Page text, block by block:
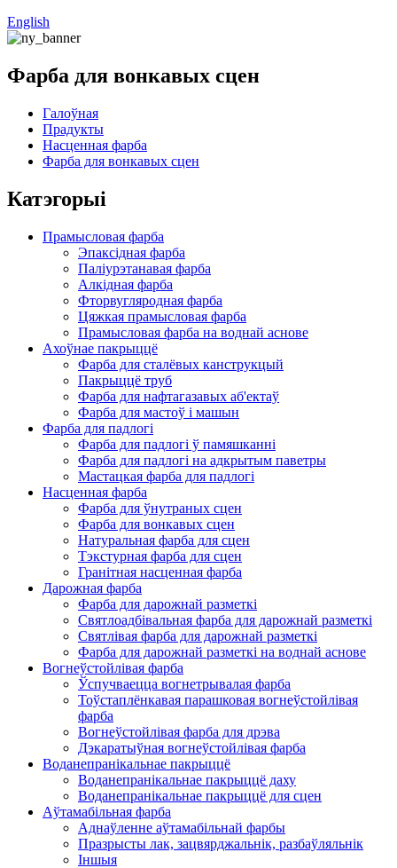
English
Фарба для вонкавых сцен
Галоўная
Прадукты
Насценная фарба
Фарба для вонкавых сцен
Катэгорыі
Прамысловая фарба
Эпаксідная фарба
Паліурэтанавая фарба
Алкідная фарба
Фторвугляродная фарба
Цяжкая прамысловая фарба
Прамысловая фарба на воднай аснове
Ахоўнае пакрыццё
Фарба для сталёвых канструкцый
Пакрыццё труб
Фарба для нафтагазавых аб'ектаў
Фарба для мастоў і машын
Фарба для падлогі
Фарба для падлогі ў памяшканні
Фарба для падлогі на адкрытым паветры
Мастацкая фарба для падлогі
Насценная фарба
Фарба для ўнутраных сцен
Фарба для вонкавых сцен
Натуральная фарба для сцен
Тэкстурная фарба для сцен
Гранітная насценная фарба
Дарожная фарба
Фарба для дарожнай разметкі
Святлоадбівальная фарба для дарожнай разметкі
Святлівая фарба для дарожнай разметкі
Фарба для дарожнай разметкі на воднай аснове
Вогнеўстойлівая фарба
Ўспучваецца вогнетрывалая фарба
Тоўстаплёнкавая парашковая вогнеўстойлівая
фарба
Вогнеўстойлівая фарба для дрэва
Дэкаратыўная вогнеўстойлівая фарба
Воданепранікальнае пакрыццё
Воданепранікальнае пакрыццё даху
Воданепранікальнае пакрыццё для сцен
Аўтамабільная фарба
Аднаўленне аўтамабільнай фарбы
Празрысты лак, зацвярджальнік, разбаўляльнік
Іншыя